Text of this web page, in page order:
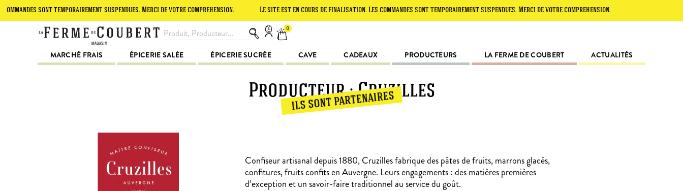
sont temporairement suspendues. Merci de votre compréhension. Le site est en cours de finalisation. Les commandes sont temporairement suspendues. Merci de votre compréhension.
0
MARCHÉ FRAIS ÉPICERIE SALÉE ÉPICERIE SUCRÉE CAVE CADEAUX PRODUCTEURS LA FERME DE COUBERT ACTUALITÉS
Producteur : Cruzilles
ils sont partenaires
Confiseur artisanal depuis 1880, Cruzilles fabrique des pâtes de fruits, marrons glacés,
confitures, fruits confits en Auvergne. Leurs engagements : des matières premières
d’exception et un savoir-faire traditionnel au service du goût.